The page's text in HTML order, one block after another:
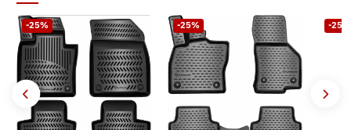
-25% -25% -25%